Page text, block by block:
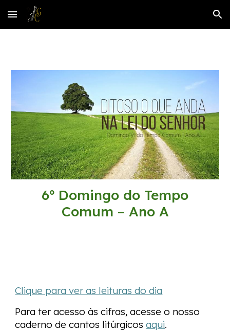
Skip to main content Skip to navigation
6º Domingo do Tempo
Comum – Ano A
Clique para ver as leituras do dia
Para ter acesso às cifras, acesse o nosso
caderno de cantos litúrgicos aqui.